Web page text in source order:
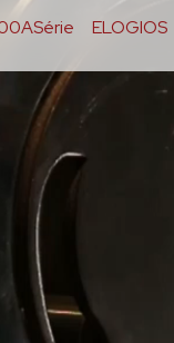
ELOGIOS